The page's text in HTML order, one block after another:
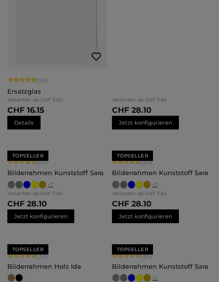
Durchschnittliche Bewertung von 4.94 von 5 Sternen
(94)
Ersatzglas
Varianten ab CHF 3.00
CHF 16.15
Details
Varianten ab CHF 7.45
CHF 28.10
Jetzt konfigurieren
TOPSELLER
Durchschnittliche Bewertung von 4.71 von 5 Sternen
(85)
Bilderrahmen Kunststoff Sara
+7
Varianten ab CHF 7.45
CHF 28.10
Jetzt konfigurieren
TOPSELLER
Durchschnittliche Bewertung von
(85)
Bilderrahmen Kunststoff Sara
+7
Varianten ab CHF 7.45
CHF 28.10
Jetzt konfigurieren
TOPSELLER
Durchschnittliche Bewertung von 4.79 von 5 Sternen
(33)
Bilderrahmen Holz Ida
TOPSELLER
Durchschnittliche Bewertung von
(85)
Bilderrahmen Kunststoff Sara
+7